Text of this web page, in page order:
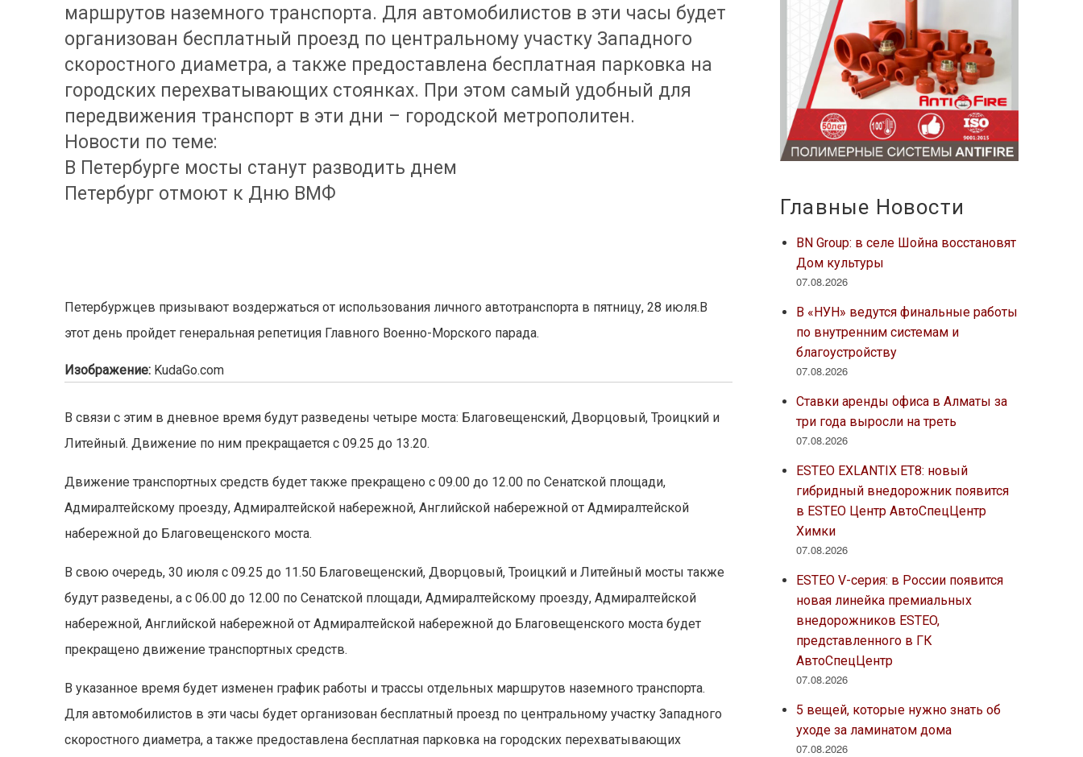
маршрутов наземного транспорта. Для автомобилистов в эти часы будет
организован бесплатный проезд по центральному участку Западного
скоростного диаметра, а также предоставлена бесплатная парковка на
городских перехватывающих стоянках. При этом самый удобный для
передвижения транспорт в эти дни – городской метрополитен.
Новости по теме:
В Петербурге мосты станут разводить днем
Петербург отмоют к Дню ВМФ
Петербуржцев призывают воздержаться от использования личного автотранспорта в пятницу, 28 июля.В
этот день пройдет генеральная репетиция Главного Военно-Морского парада.
Изображение: KudaGo.com
В связи с этим в дневное время будут разведены четыре моста: Благовещенский, Дворцовый, Троицкий и
Литейный. Движение по ним прекращается с 09.25 до 13.20.
Движение транспортных средств будет также прекращено с 09.00 до 12.00 по Сенатской площади,
Адмиралтейскому проезду, Адмиралтейской набережной, Английской набережной от Адмиралтейской
набережной до Благовещенского моста.
В свою очередь, 30 июля с 09.25 до 11.50 Благовещенский, Дворцовый, Троицкий и Литейный мосты также
будут разведены, а с 06.00 до 12.00 по Сенатской площади, Адмиралтейскому проезду, Адмиралтейской
набережной, Английской набережной от Адмиралтейской набережной до Благовещенского моста будет
прекращено движение транспортных средств.
В указанное время будет изменен график работы и трассы отдельных маршрутов наземного транспорта.
Для автомобилистов в эти часы будет организован бесплатный проезд по центральному участку Западного
скоростного диаметра, а также предоставлена бесплатная парковка на городских перехватывающих
Главные Новости
BN Group: в селе Шойна восстановят
Дом культуры
07.08.2026
В «НУН» ведутся финальные работы
по внутренним системам и
благоустройству
07.08.2026
Ставки аренды офиса в Алматы за
три года выросли на треть
07.08.2026
ESTEO EXLANTIX ET8: новый
гибридный внедорожник появится
в ESTEO Центр АвтоСпецЦентр
Химки
07.08.2026
ESTEO V-серия: в России появится
новая линейка премиальных
внедорожников ESTEO,
представленного в ГК
АвтоСпецЦентр
07.08.2026
5 вещей, которые нужно знать об
уходе за ламинатом дома
07.08.2026